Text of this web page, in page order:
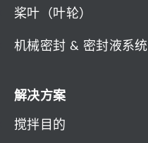
桨叶（叶轮）
机械密封 & 密封液系统
解决方案
搅拌目的